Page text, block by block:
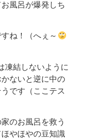
風呂が爆発しち
ね！（へぇ～
凍結しないように
ないと逆に中の
です（ここテス
のお風呂を救う
やほやの豆知識